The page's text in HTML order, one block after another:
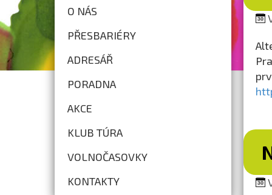
O NÁS
PŘESBARIÉRY
ADRESÁŘ
PORADNA
AKCE
KLUB TÚRA
VOLNOČASOVKY
KONTAKTY